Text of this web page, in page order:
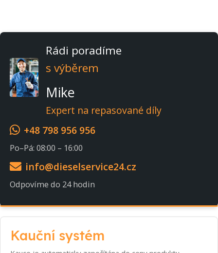
Rádi poradíme
s výběrem
Mike
Expert na repasované díly
+48 798 956 956
Po–Pá: 08:00 – 16:00
info@dieselservice24.cz
Odpovíme do 24 hodin
Kauční systém